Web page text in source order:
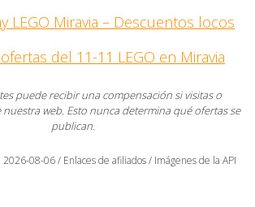
LEGO Miravia – Descuentos locos
del 11-11 LEGO en Miravia
puede recibir una compensación si visitas o
nuestra web. Esto nunca determina qué ofertas se
publican.
08-06 / Enlaces de afiliados / Imágenes de la API